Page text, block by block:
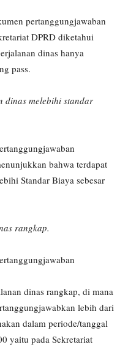
pertanggungjawaban
DPRD diketahui
dinas hanya
pass.
dinas melebihi standar
bahwa terdapat
Standar Biaya sebesar
rangkap.
dinas rangkap, di mana
lebih dari
dalam periode/tanggal
yaitu pada Sekretariat